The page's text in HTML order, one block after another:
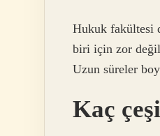
Hukuk fakültesi
biri için zor
Uzun süreler
Kaç